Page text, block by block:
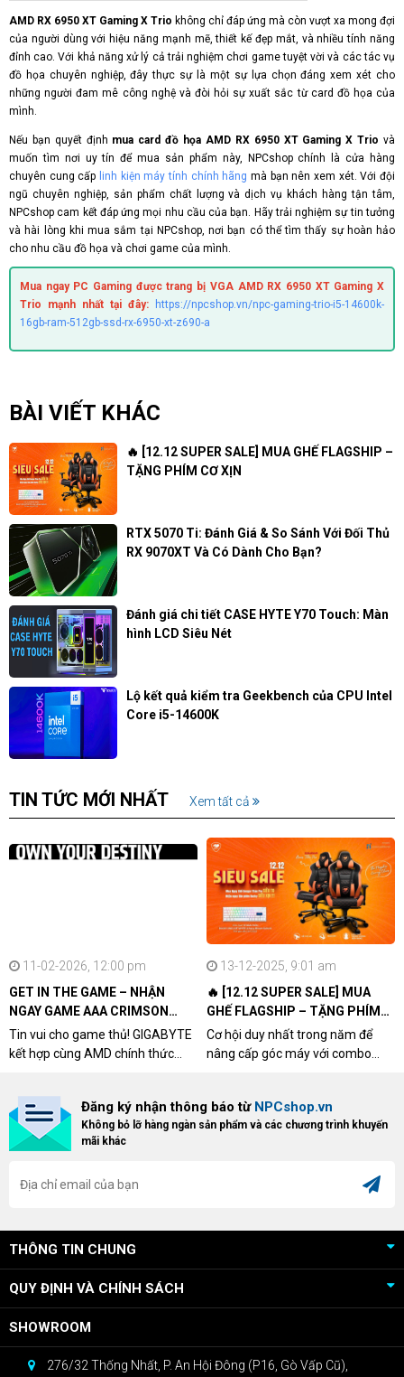
AMD RX 6950 XT Gaming X Trio không chỉ đáp ứng mà còn vượt xa mong đợi
của người dùng với hiệu năng mạnh mẽ, thiết kế đẹp mắt, và nhiều tính năng
đỉnh cao. Với khả năng xử lý cả trải nghiệm chơi game tuyệt vời và các tác vụ
đồ họa chuyên nghiệp, đây thực sự là một sự lựa chọn đáng xem xét cho
những người đam mê công nghệ và đòi hỏi sự xuất sắc từ card đồ họa của
mình.
Nếu bạn quyết định mua card đồ họa AMD RX 6950 XT Gaming X Trio và
muốn tìm nơi uy tín để mua sản phẩm này, NPCshop chính là cửa hàng
chuyên cung cấp linh kiện máy tính chính hãng mà bạn nên xem xét. Với đội
ngũ chuyên nghiệp, sản phẩm chất lượng và dịch vụ khách hàng tận tâm,
NPCshop cam kết đáp ứng mọi nhu cầu của bạn. Hãy trải nghiệm sự tin tưởng
và hài lòng khi mua sắm tại NPCshop, nơi bạn có thể tìm thấy sự hoàn hảo
cho nhu cầu đồ họa và chơi game của mình.
Mua ngay PC Gaming được trang bị VGA AMD RX 6950 XT Gaming X
Trio mạnh nhất tại đây:
https://npcshop.vn/npc-gaming-trio-i5-14600k-
16gb-ram-512gb-ssd-rx-6950-xt-z690-a
BÀI VIẾT KHÁC
🔥 [12.12 SUPER SALE] MUA GHẾ FLAGSHIP –
TẶNG PHÍM CƠ XỊN
RTX 5070 Ti: Đánh Giá & So Sánh Với Đối Thủ
RX 9070XT Và Có Dành Cho Bạn?
Đánh giá chi tiết CASE HYTE Y70 Touch: Màn
hình LCD Siêu Nét
Lộ kết quả kiểm tra Geekbench của CPU Intel
Core i5-14600K
TIN TỨC MỚI NHẤT Xem tất cả
11-02-2026, 12:00 pm
GET IN THE GAME – NHẬN
NGAY GAME AAA CRIMSON
DESERT CÙNG GIGABYTE &
AMD
Tin vui cho game thủ! GIGABYTE
kết hợp cùng AMD chính thức
khách hàng sở hữu VGA Radeon
RX 9070 / RX 9070 XT.
13-12-2025, 9:01 am
🔥 [12.12 SUPER SALE] MUA
GHẾ FLAGSHIP – TẶNG PHÍM
CƠ XỊN
Cơ hội duy nhất trong năm để
nâng cấp góc máy với combo
dòng ghế Gaming cao cấp nhất,
bạn sẽ nhận ngay quà tặng trị giá
Đăng ký nhận thông báo từ NPCshop.vn
Không bỏ lỡ hàng ngàn sản phẩm và các chương trình khuyến
mãi khác
THÔNG TIN CHUNG
QUY ĐỊNH VÀ CHÍNH SÁCH
SHOWROOM
276/32 Thống Nhất, P. An Hội Đông (P16, Gò Vấp Cũ),